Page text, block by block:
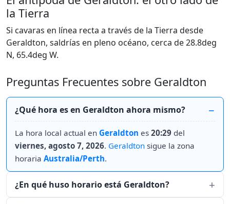
la Tierra
Si cavaras en línea recta a través de la Tierra desde
Geraldton, saldrías en pleno océano, cerca de 28.8deg
N, 65.4deg W.
Preguntas Frecuentes sobre Geraldton
¿Qué hora es en Geraldton ahora mismo?
La hora local actual en Geraldton es 20:29 del
viernes, agosto 7, 2026. Geraldton sigue la zona
horaria Australia/Perth.
¿En qué huso horario está Geraldton?